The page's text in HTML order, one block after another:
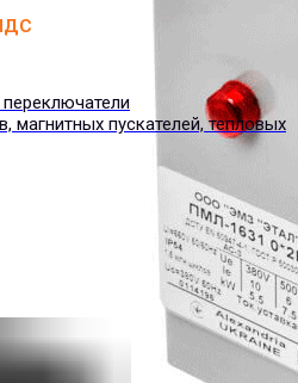
магнитных пускателей, тепловых